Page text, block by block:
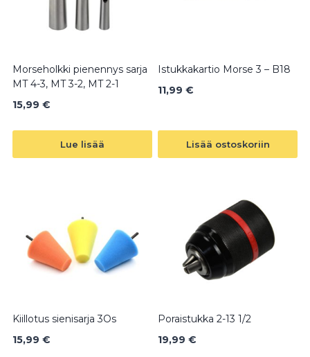
Morseholkki pienennys sarja
MT 4-3, MT 3-2, MT 2-1
15,99 €
Lue lisää
Istukkakartio Morse 3 – B18
11,99 €
Lisää ostoskoriin
Kiillotus sienisarja 3Os
15,99 €
Poraistukka 2-13 1/2
19,99 €